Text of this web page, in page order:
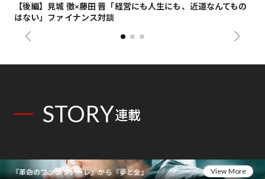
【後編】見城 徹×藤田 晋「経営にも人生にも、近道なんてもの
はない」ファイナンス対談
STORY連載
『革命のファンファーレ』から『夢と金』
View More